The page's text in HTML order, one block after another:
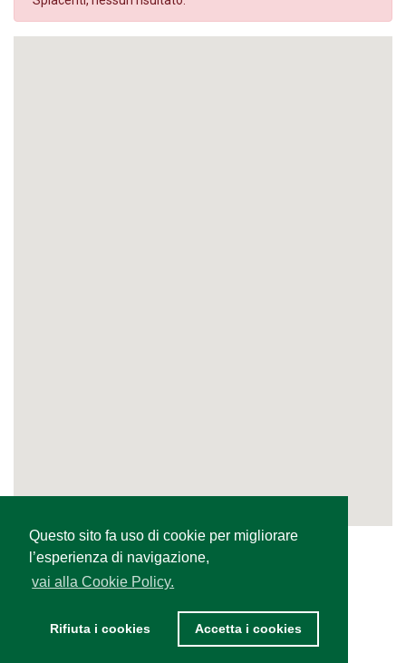
Questo sito fa uso di cookie per migliorare
l’esperienza di navigazione,
vai alla Cookie Policy.
Rifiuta i cookies Accetta i cookies